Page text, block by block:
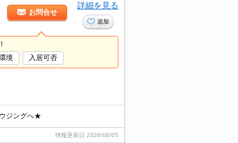
お問合せ
詳細を見る
追加
境 入居可否
ジングへ★
情報更新日 2026/08/05